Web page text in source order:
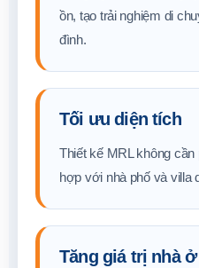
ồn, tạo trải nghiệm di
đình.
Tối ưu diện tích
Thiết kế MRL không
hợp với nhà phố và villa
Tăng giá trị nhà ở